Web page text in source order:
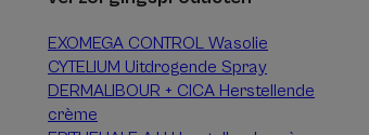
EXOMEGA CONTROL Wasolie
CYTELIUM Uitdrogende Spray
DERMALIBOUR + CICA Herstellende
crème